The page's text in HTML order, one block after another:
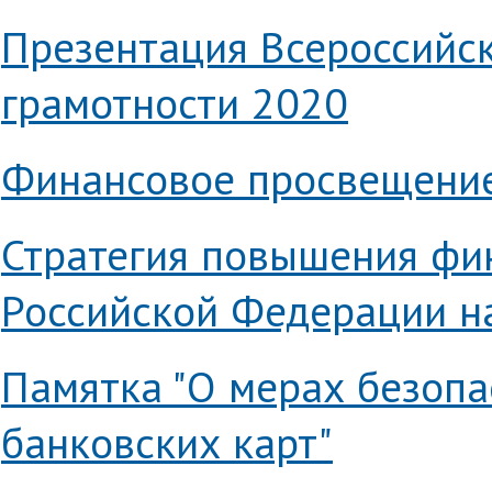
Презентация
грамотности 2020
Финансовое
Стратегия повышения
Российской Федерации
Памятка "О мерах
банковских карт"